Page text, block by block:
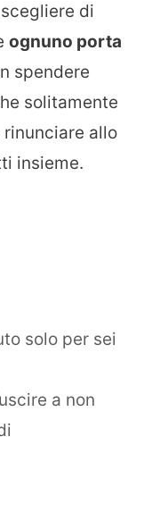
di
ognuno porta
spendere
solitamente
rinunciare allo
insieme.
solo per sei
a non